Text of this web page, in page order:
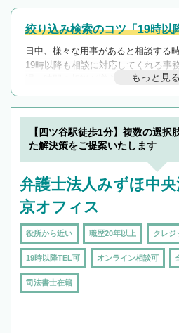
絞り込み検索のコツ「19時以
日中、様々な用事があると相談する
19時以降も相談に対応してくれる事
遅い時間の相談が増えそうな場合は
んで検索してみましょう。
19時以降TEL
を加えて再
もっと見る
【四ツ谷駅徒歩1分】複数の選択
た解決策をご提案いたします
弁護士法人みずほ中
京オフィス
役所から近い 職歴20年以上 クレジ
19時以降TEL可 オンライン相談可
司法書士在籍